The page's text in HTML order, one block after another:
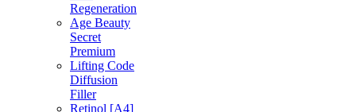
Regeneration
Age Beauty
Secret
Premium
Lifting Code
Diffusion
Filler
Retinol [A4]